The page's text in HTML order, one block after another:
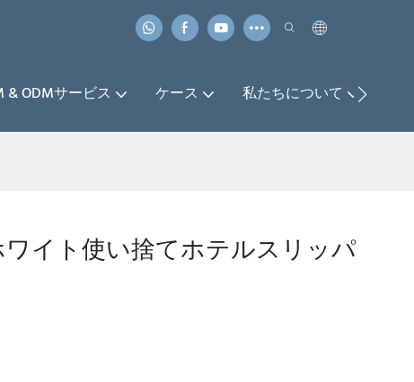
& ODMサービス ケース 私たちについて
イト使い捨てホテルスリッパ